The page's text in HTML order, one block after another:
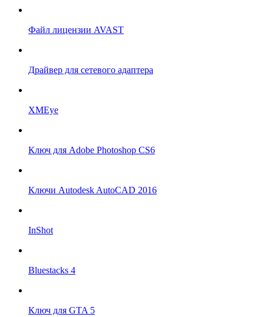
Файл лицензии AVAST
Драйвер для сетевого адаптера
XMEye
Ключ для Adobe Photoshop CS6
Ключи Autodesk AutoCAD 2016
InShot
Bluestacks 4
Ключ для GTA 5